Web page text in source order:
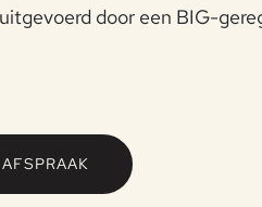
door een BIG-